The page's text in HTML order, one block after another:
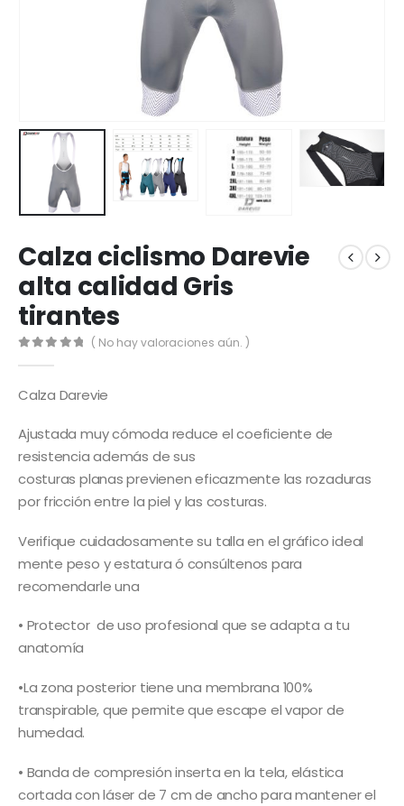
Calza ciclismo Darevie
alta calidad Gris
tirantes
( No hay valoraciones aún. )
Calza Darevie
Ajustada muy cómoda reduce el coeficiente de
resistencia además de sus
costuras planas previenen eficazmente las rozaduras
por fricción entre la piel y las costuras.
Verifique cuidadosamente su talla en el gráfico ideal
mente peso y estatura ó consúltenos para
recomendarle una
• Protector de uso profesional que se adapta a tu
anatomía
•La zona posterior tiene una membrana 100%
transpirable, que permite que escape el vapor de
humedad.
• Banda de compresión inserta en la tela, elástica
cortada con láser de 7 cm de ancho para mantener el